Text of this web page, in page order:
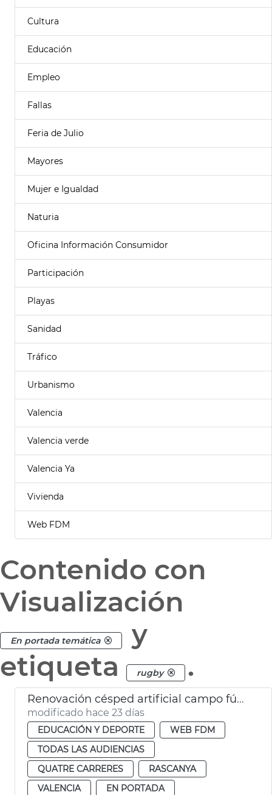
Cultura
Educación
Empleo
Fallas
Feria de Julio
Mayores
Mujer e Igualdad
Naturia
Oficina Información Consumidor
Participación
Playas
Sanidad
Tráfico
Urbanismo
Valencia
Valencia verde
Valencia Ya
Vivienda
Web FDM
Contenido con
Visualización
En portada temática
y
etiqueta
rugby .
Renovación césped artificial campo fútbol Orriols y Quatre Carreres y campo rugby Cuatro Carreres València
modificado hace 23 días
EDUCACIÓN Y DEPORTE
WEB FDM
TODAS LAS AUDIENCIAS
QUATRE CARRERES
RASCANYA
VALENCIA
EN PORTADA